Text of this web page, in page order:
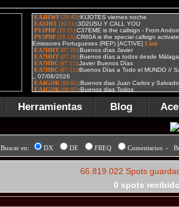
Herramientas Blog
Buscar en: DX DE FREQ Comentarios -
66.819.022 Spots
0 spots